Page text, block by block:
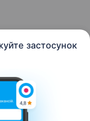
застосунок